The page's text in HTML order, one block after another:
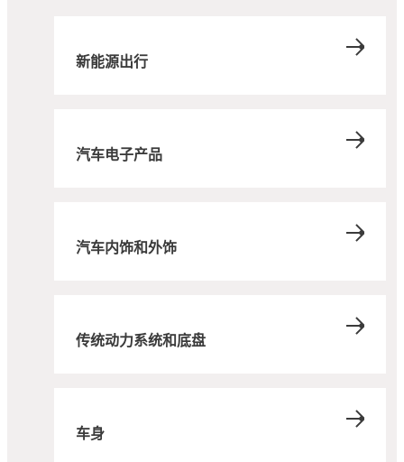
新能源出行
汽车电子产品
汽车内饰和外饰
传统动力系统和底盘
车身